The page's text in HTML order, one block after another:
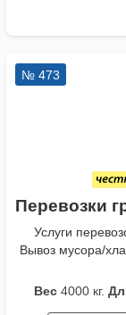
№ 473
Перевозки
Услуги
Вывоз мусора/
Вес 4000 кг.